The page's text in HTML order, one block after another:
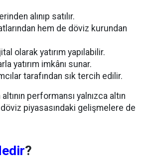
alınıp satılır.
hem de döviz kurundan
olarak yatırım yapılabilir.
yatırım imkânı sunar.
tarafından sık tercih edilir.
performansı yalnızca altın
piyasasındaki gelişmelere de
?